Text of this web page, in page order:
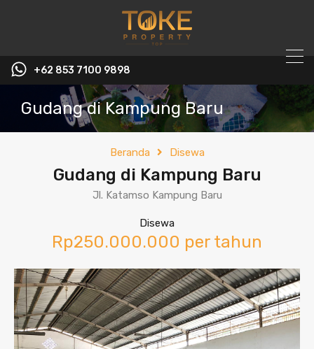
+62 853 7100 9898‬
Gudang di Kampung Baru
Beranda Disewa
Gudang di Kampung Baru
Jl. Katamso Kampung Baru
Disewa
Rp250.000.000 per tahun